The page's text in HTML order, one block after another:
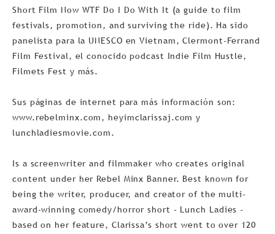
Short Film Now WTF Do I Do With It (a guide to film
festivals, promotion, and surviving the ride). Ha sido
panelista para la UNESCO en Vietnam, Clermont-Ferrand
Film Festival, el conocido podcast Indie Film Hustle,
Filmets Fest y más.
Sus páginas de internet para más información son:
www.rebelminx.com, heyimclarissaj.com y
lunchladiesmovie.com.
Is a screenwriter and filmmaker who creates original
content under her Rebel Minx Banner. Best known for
being the writer, producer, and creator of the multi-
award-winning comedy/horror short - Lunch Ladies -
based on her feature, Clarissa’s short went to over 120